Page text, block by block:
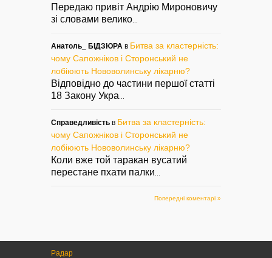
Передаю привіт Андрію Мироновичу
зі словами велико
Анатоль_ БІДЗЮРА в Битва за кластерність:
чому Сапожніков і Сторонський не
лобіюють Нововолинську лікарню?
Відповідно до частини першої статті
18 Закону Укра
Справедливість в Битва за кластерність:
чому Сапожніков і Сторонський не
лобіюють Нововолинську лікарню?
Коли вже той таракан вусатий
перестане пхати палки
Попередні коментарі »
Радар